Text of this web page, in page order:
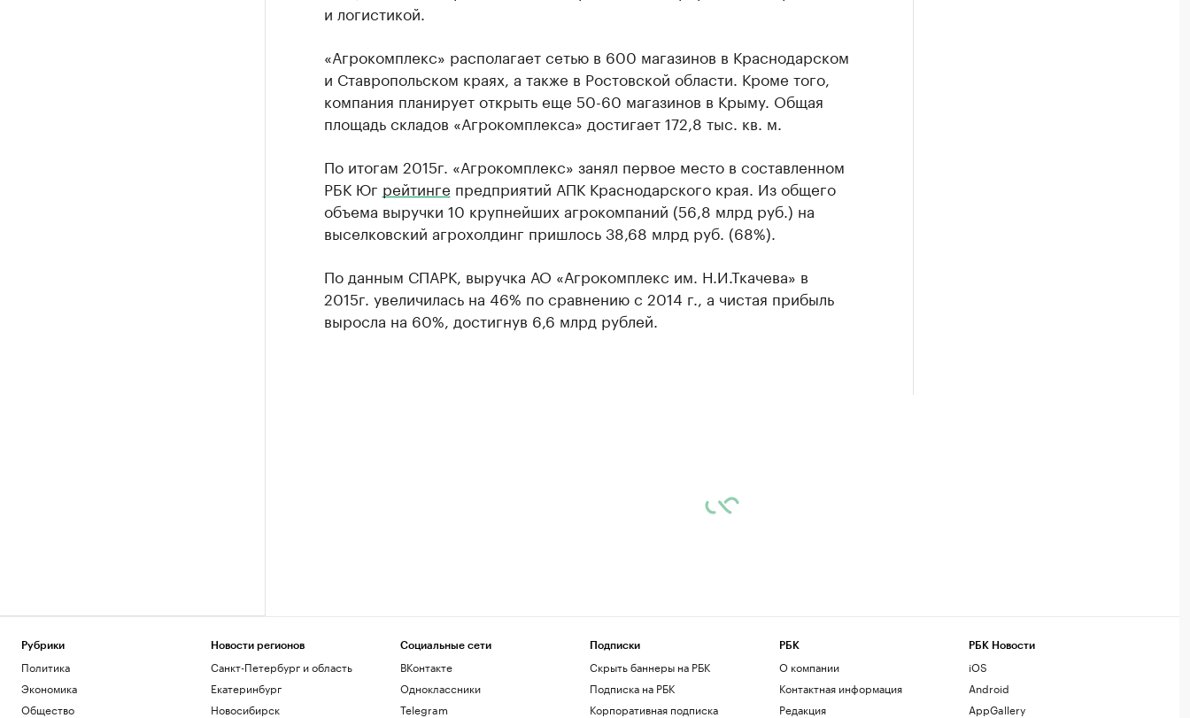
и логистикой.
«Агрокомплекс» располагает сетью в 600 магазинов в Краснодарском
и Ставропольском краях, а также в Ростовской области. Кроме того,
компания планирует открыть еще 50-60 магазинов в Крыму. Общая
площадь складов «Агрокомплекса» достигает 172,8 тыс. кв. м.
По итогам 2015г. «Агрокомплекс» занял первое место в составленном
РБК Юг рейтинге предприятий АПК Краснодарского края. Из общего
объема выручки 10 крупнейших агрокомпаний (56,8 млрд руб.) на
выселковский агрохолдинг пришлось 38,68 млрд руб. (68%).
По данным СПАРК, выручка АО «Агрокомплекс им. Н.И.Ткачева» в
2015г. увеличилась на 46% по сравнению с 2014 г., а чистая прибыль
выросла на 60%, достигнув 6,6 млрд рублей.
Рубрики
Политика
Экономика
Общество
Новости регионов
Санкт-Петербург и область
Екатеринбург
Новосибирск
Социальные сети
ВКонтакте
Одноклассники
Telegram
Подписки
Скрыть баннеры на РБК
Подписка на РБК
Корпоративная подписка
РБК
О компании
Контактная информация
Редакция
РБК Новости
iOS
Android
AppGallery